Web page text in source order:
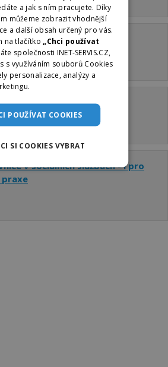
270Kč/hod
obsluha stroje)
v sociálních službách - i pro
a jak s ním pracujete. Díky
můžeme zobrazit vhodnější
a další obsah určený pro vás.
na tlačítko
„Chci používat
společnosti INET-SERVIS.CZ,
s využíváním souborů Cookies
personalizace, analýzy a
POUŽÍVAT COOKIES
SI COOKIES VYBRAT